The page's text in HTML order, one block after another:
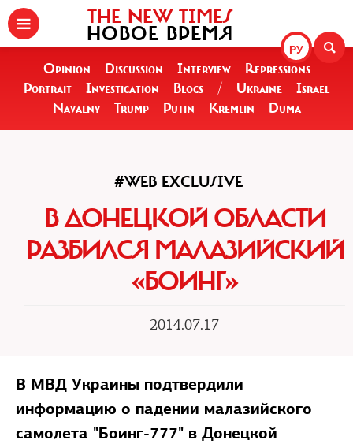
РУ
THE NEW TIMES
НОВОЕ ВРЕМЯ
Opinion Discussion Interview
Repressions
Portrait
Investigation Blogs / Ukraine
Israel
Navalny
Trump Putin Kremlin Duma
#WEB EXCLUSIVE
В ДОНЕЦКОЙ ОБЛАСТИ
РАЗБИЛСЯ МАЛАЗИЙСКИЙ
«БОИНГ»
2014.07.17
В МВД Украины подтвердили
информацию о падении малазийского
самолета "Боинг-777" в Донецкой